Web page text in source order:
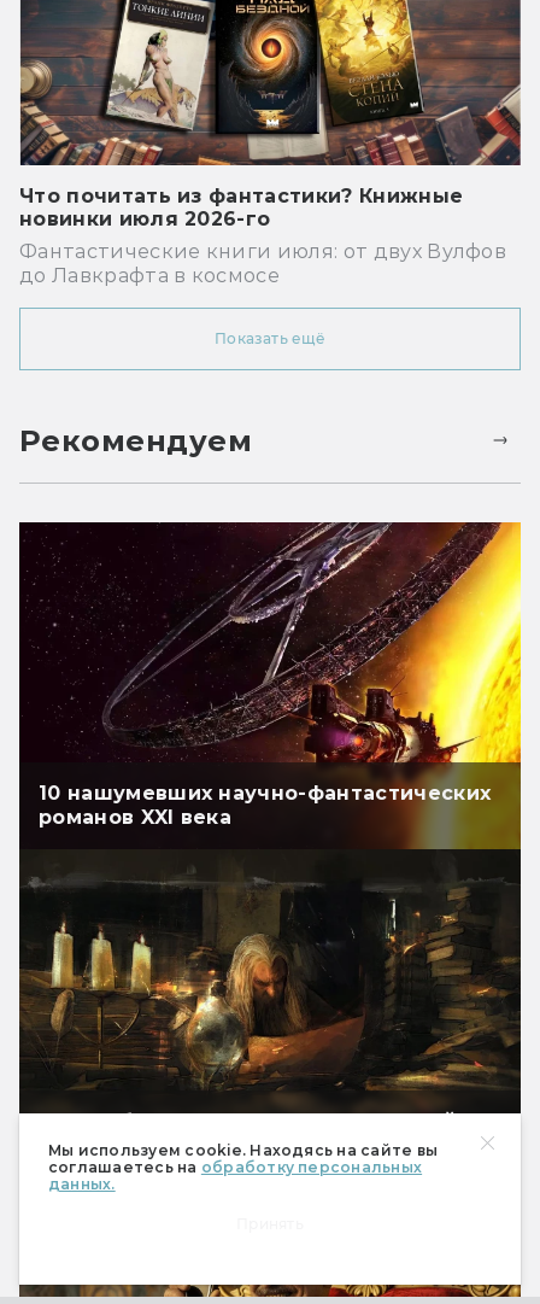
Мы используем cookie. Находясь на сайте вы
соглашаетесь на обработку персональных
данных.
Что почитать из фантастики? Книжные
новинки июля 2026-го
Фантастические книги июля: от двух Вулфов
до Лавкрафта в космосе
Показать ещё
Рекомендуем
10 нашумевших научно-фантастических
романов XXI века
Самые большие фэнтези-циклы. Чей
длиннее?